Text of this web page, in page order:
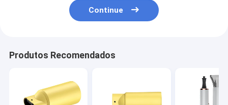
Continue
Produtos Recomendados